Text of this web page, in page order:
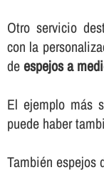
Otro servicio
con la
deespejos a
El ejemplo más
puede haber
También espejos